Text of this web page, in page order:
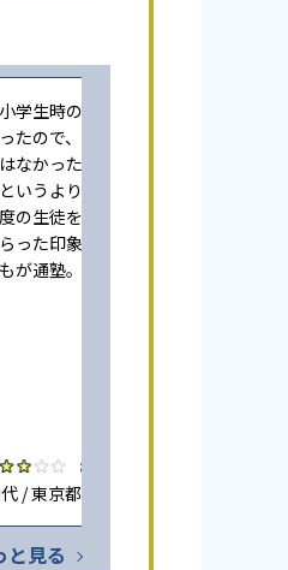
小学生時の通塾】本人にやる気が無
たので、成績向上するという感じ
なかった。また指導自体も個人指
いうより、一人の先生が一度に3人
の生徒をみており、きちんとみて
った印象ではない（小学6年時に子
が通塾。回答時期:2023年3月）
3.0
/ 東京都 女性
と見る